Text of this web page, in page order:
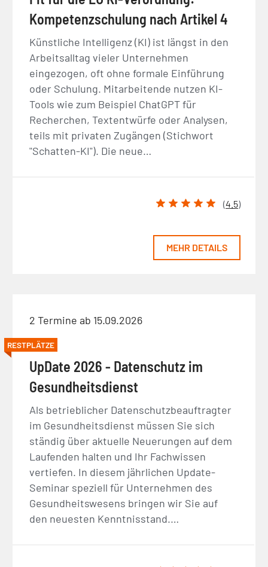
Kompetenzschulung nach Artikel 4
Künstliche Intelligenz (KI) ist längst in den
Arbeitsalltag vieler Unternehmen
eingezogen, oft ohne formale Einführung
oder Schulung. Mitarbeitende nutzen KI-
Tools wie zum Beispiel ChatGPT für
Recherchen, Textentwürfe oder Analysen,
teils mit privaten Zugängen (Stichwort
"Schatten-KI"). Die neue…
(4.5)
MEHR DETAILS
2 Termine ab 15.09.2026
RESTPLÄTZE
UpDate 2026 - Datenschutz im
Gesundheitsdienst
Als betrieblicher Datenschutzbeauftragter
im Gesundheitsdienst müssen Sie sich
ständig über aktuelle Neuerungen auf dem
Laufenden halten und Ihr Fachwissen
vertiefen. In diesem jährlichen Update-
Seminar speziell für Unternehmen des
Gesundheitswesens bringen wir Sie auf
den neuesten Kenntnisstand.…